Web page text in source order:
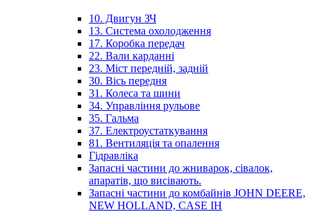
10. Двигун ЗЧ
13. Система охолодження
17. Коробка передач
22. Вали карданні
23. Міст передній, задній
30. Вісь передня
31. Колеса та шини
34. Управління рульове
35. Гальма
37. Електроустаткування
81. Вентиляція та опалення
Гідравліка
Запасні частини до жниварок, сівалок,
апаратів, що висівають.
Запасні частини до комбайнів JOHN DEERE,
NEW HOLLAND, CASE IH